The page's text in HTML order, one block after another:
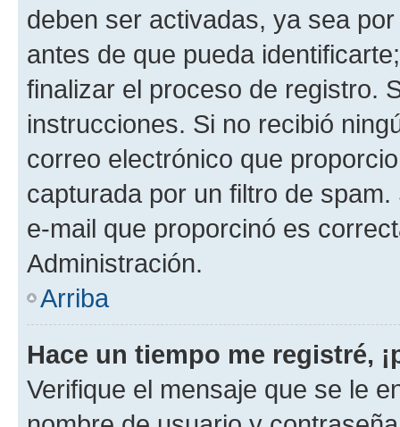
deben ser activadas, ya sea
antes de que pueda
finalizar el proceso de registro.
instrucciones. Si no recibió
correo electrónico que
capturada por un filtro de
e-mail que proporcinó es
Administración.
Arriba
Hace un tiempo me registré,
Verifique el mensaje que se le